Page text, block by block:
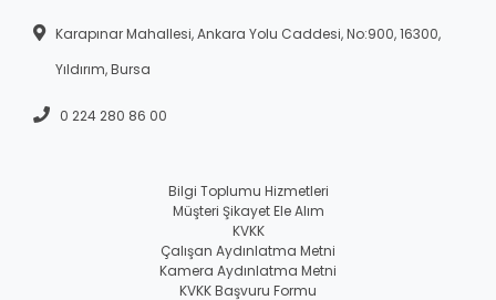
Karapınar Mahallesi, Ankara Yolu Caddesi, No:900, 16300,
Yıldırım, Bursa
0 224 280 86 00
Bilgi Toplumu Hizmetleri
Müşteri Şikayet Ele Alım
KVKK
Çalışan Aydınlatma Metni
Kamera Aydınlatma Metni
KVKK Başvuru Formu